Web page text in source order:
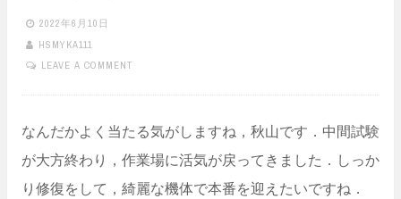
2022年6月10日
HSMYKA111
LEAVE A COMMENT
なんだかよく当たる気がしますね，秋山です．中間試験
が大方終わり，作業場に活気が戻ってきました．しっか
り修復をして，綺麗な機体で本番を迎えたいですね．